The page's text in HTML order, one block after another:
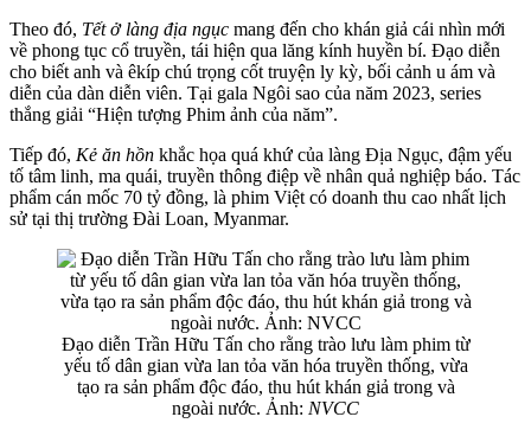
Theo đó, Tết ở làng địa ngục mang đến cho khán giả cái nhìn mới
về phong tục cổ truyền, tái hiện qua lăng kính huyền bí. Đạo diễn
cho biết anh và êkíp chú trọng cốt truyện ly kỳ, bối cảnh u ám và
diễn của dàn diễn viên. Tại gala Ngôi sao của năm 2023, series
thắng giải “Hiện tượng Phim ảnh của năm”.
Tiếp đó, Kẻ ăn hồn khắc họa quá khứ của làng Địa Ngục, đậm yếu
tố tâm linh, ma quái, truyền thông điệp về nhân quả nghiệp báo. Tác
phẩm cán mốc 70 tỷ đồng, là phim Việt có doanh thu cao nhất lịch
sử tại thị trường Đài Loan, Myanmar.
Đạo diễn Trần Hữu Tấn cho rằng trào lưu làm phim từ
yếu tố dân gian vừa lan tỏa văn hóa truyền thống, vừa
tạo ra sản phẩm độc đáo, thu hút khán giả trong và
ngoài nước. Ảnh: NVCC